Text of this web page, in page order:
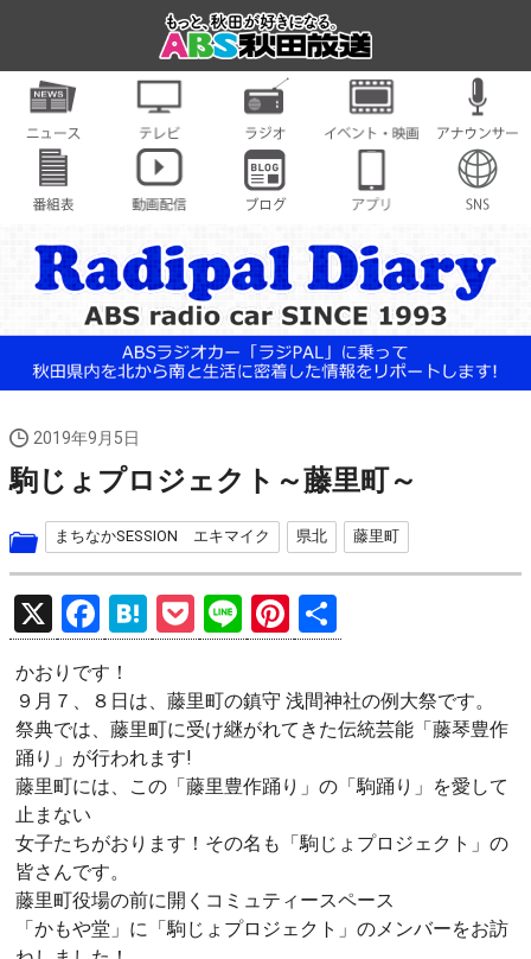
2019年9月5日
駒じょプロジェクト～藤里町～
まちなかSESSION エキマイク 県北 藤里町
X
F
a
ce
b
o
o
k
H
at
n
a
P
o
ck
et
Li
n
e
Pi
nt
er
es
有
かおりです！
９月７、８日は、藤里町の鎮守 浅間神社の例大祭です。
祭典では、藤里町に受け継がれてきた伝統芸能「藤琴豊作
踊り」が行われます!
藤里町には、この「藤里豊作踊り」の「駒踊り」を愛して
止まない
女子たちがおります！その名も「駒じょプロジェクト」の
皆さんです。
藤里町役場の前に開くコミュティースペース
「かもや堂」に「駒じょプロジェクト」のメンバーをお訪